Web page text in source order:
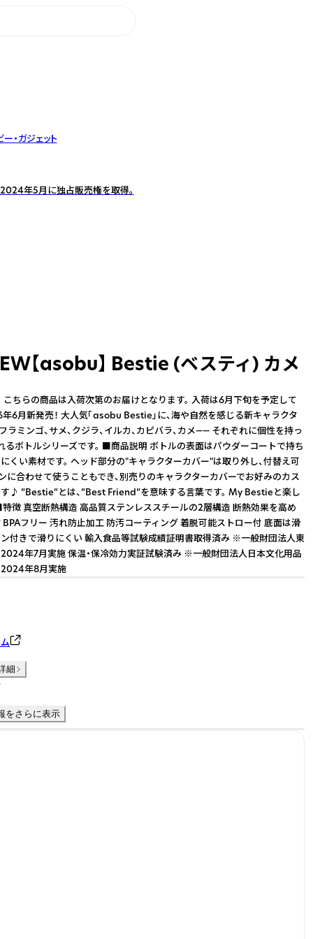
・ガジェット
年5月に独占販売権を取得。
【asobu】 Bestie (ベスティ) カメ
こちらの商品は入荷次第のお届けとなります。 入荷は6月下旬を予定して
6月新発売！ 大人気「asobu Bestie」に、海や自然を感じる新キャラクタ
ラミンゴ、サメ、クジラ、イルカ、カピバラ、カメ—— それぞれに個性を持っ
るボトルシリーズです。 ■商品説明 ボトルの表面はパウダーコートで持ち
くい素材です。 ヘッド部分の"キャラクターカバー"は取り外し、付替え可
に合わせて使うこともでき、別売りのキャラクターカバーでお好みのカス
♪ ”Bestie”とは、”Best Friend”を意味する言葉です。 My Bestieと楽し
徴 真空断熱構造 高品質ステンレススチールの2層構造 断熱効果を高め
フリー 汚れ防止加工 防汚コーティング 着脱可能ストロー付 底面は滑
付きで滑りにくい 輸入食品等試験成績証明書取得済み ※一般財団法人東
年7月実施 保温・保冷効力実証試験済み ※一般財団法人日本文化用品
年8月実施
細
をさらに表示